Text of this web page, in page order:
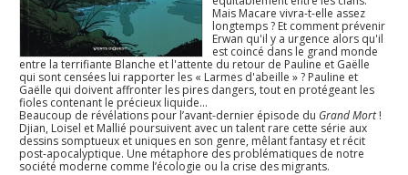
Mais Macare vivra-t-elle assez
longtemps ? Et comment prévenir
Erwan qu'il y a urgence alors qu'il
est coincé dans le grand monde
entre la terrifiante Blanche et l'attente du retour de Pauline et Gaëlle
qui sont censées lui rapporter les « Larmes d'abeille » ? Pauline et
Gaëlle qui doivent affronter les pires dangers, tout en protégeant les
fioles contenant le précieux liquide...
Beaucoup de révélations pour l’avant-dernier épisode du Grand Mort!
Djian, Loisel et Mallié poursuivent avec un talent rare cette série aux
dessins somptueux et uniques en son genre, mêlant fantasy et récit
post-apocalyptique. Une métaphore des problématiques de notre
société moderne comme l’écologie ou la crise des migrants.